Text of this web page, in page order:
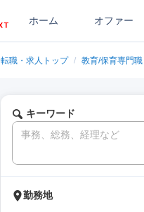
ホーム オファー
転職・求人トップ / 教育/保育専門職
キーワード
勤務地